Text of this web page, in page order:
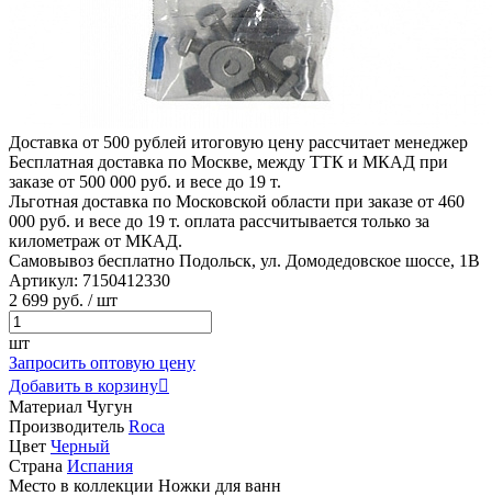
Доставка от 500 рублей итоговую цену рассчитает менеджер
Бесплатная доставка по Москве, между ТТК и МКАД при
заказе от 500 000 руб. и весе до 19 т.
Льготная доставка по Московской области при заказе от 460
000 руб. и весе до 19 т. оплата рассчитывается только за
километраж от МКАД.
Самовывоз бесплатно Подольск, ул. Домодедовское шоссе, 1В
Артикул: 7150412330
2 699 руб. / шт
шт
Запросить оптовую цену
Добавить в корзину
Материал Чугун
Производитель Roca
Цвет Черный
Страна Испания
Место в коллекции Ножки для ванн